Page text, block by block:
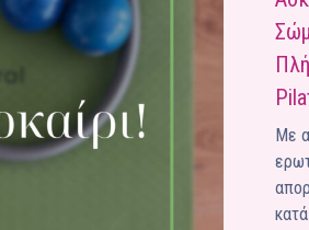
ΚΟΡΥΔΑΛΛOΣ
Το pilates έχει τον δικό του καταπληκτικό
Κορυδαλλό
Η εξέλιξη της ευεξίας στην Πεύκη
Προορισμός Pilates στην Καρδιά της Πόλης
Με